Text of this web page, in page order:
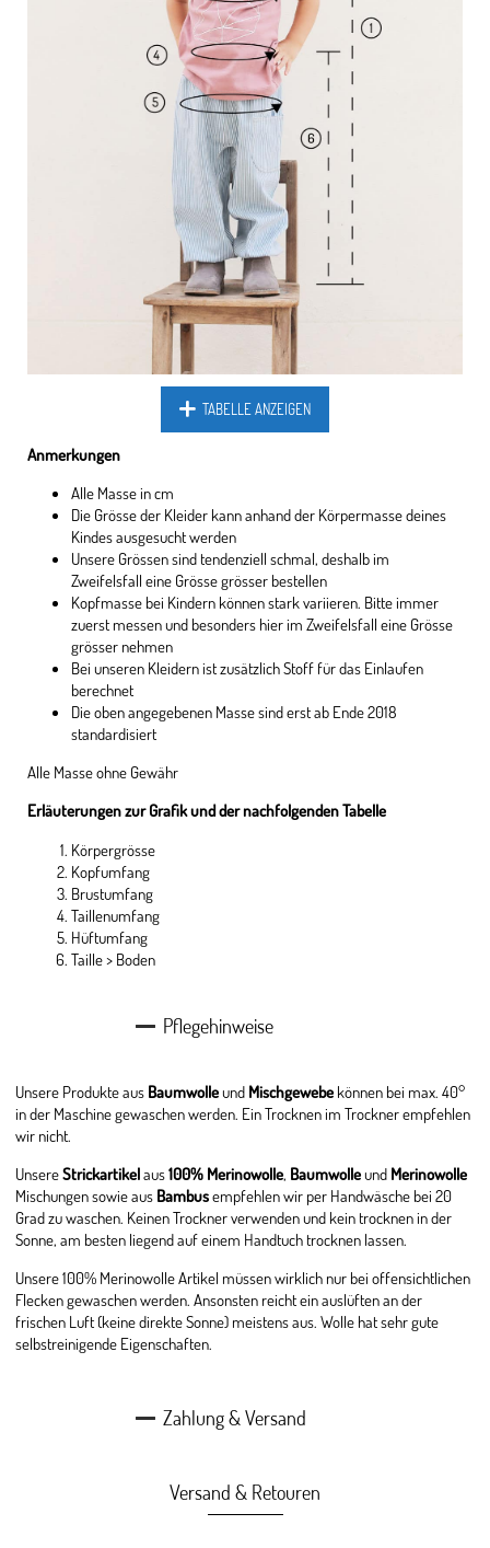
TABELLE ANZEIGEN
Anmerkungen
Alle Masse in cm
Die Grösse der Kleider kann anhand der Körpermasse deines
Kindes ausgesucht werden
Unsere Grössen sind tendenziell schmal, deshalb im
Zweifelsfall eine Grösse grösser bestellen
Kopfmasse bei Kindern können stark variieren. Bitte immer
zuerst messen und besonders hier im Zweifelsfall eine Grösse
grösser nehmen
Bei unseren Kleidern ist zusätzlich Stoff für das Einlaufen
berechnet
Die oben angegebenen Masse sind erst ab Ende 2018
standardisiert
Alle Masse ohne Gewähr
Erläuterungen zur Grafik und der nachfolgenden Tabelle
Körpergrösse
Kopfumfang
Brustumfang
Taillenumfang
Hüftumfang
Taille > Boden
Pflegehinweise
Unsere Produkte aus Baumwolleund Mischgewebe können bei max. 40°
in der Maschine gewaschen werden. Ein Trocknen im Trockner empfehlen
wir nicht.
UnsereStrickartikelaus100% Merinowolle, Baumwolleund Merinowolle
Mischungen sowie aus Bambusempfehlen wir per Handwäsche bei 20
Grad zu waschen. Keinen Trockner verwenden und kein trocknen in der
Sonne, am besten liegend auf einem Handtuch trocknen lassen.
Unsere 100% Merinowolle Artikel müssen wirklich nur bei offensichtlichen
Flecken gewaschen werden. Ansonsten reicht ein auslüften an der
frischen Luft (keine direkte Sonne) meistens aus. Wolle hat sehr gute
selbstreinigende Eigenschaften.
Zahlung & Versand
Versand & Retouren